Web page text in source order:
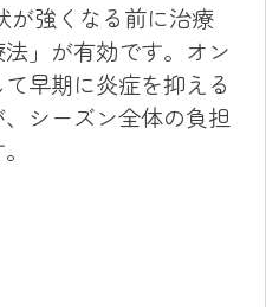
が強くなる前に治療
」が有効です。オン
早期に炎症を抑える
シーズン全体の負担